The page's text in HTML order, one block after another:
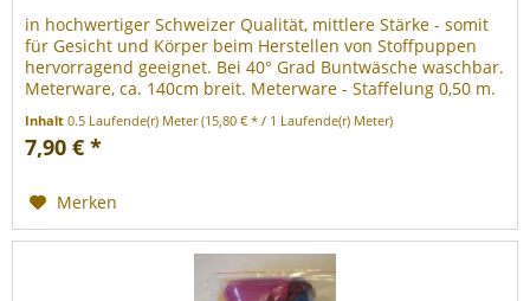
in hochwertiger Schweizer Qualität, mittlere Stärke - somit
für Gesicht und Körper beim Herstellen von Stoffpuppen
hervorragend geeignet. Bei 40° Grad Buntwäsche waschbar.
Meterware, ca. 140cm breit. Meterware - Staffelung 0,50 m.
Inhalt0.5 Laufende(r) Meter(15,80 € * / 1 Laufende(r) Meter)
7,90 € *
Merken